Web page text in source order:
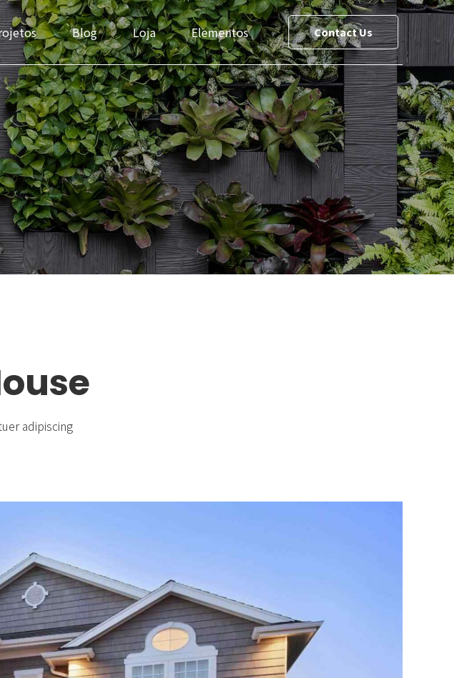
Contact Us
Blog Loja Elementos
Progress Bar & Price List
Google & Openstreet Maps
Service
Accordions & Tabs
Team
Slider
Testimonials
Cost Calculator
adipiscing